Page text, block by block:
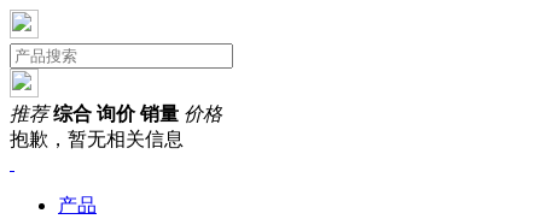
推荐 综合 询价 销量 价格
抱歉，暂无相关信息
产品